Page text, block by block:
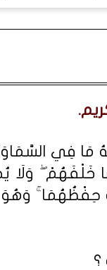
مَا فِي
خَلْفَهُمْ ۖ وَلَا
حِفْظُهُمَا ۚ وَهُوَ
؟